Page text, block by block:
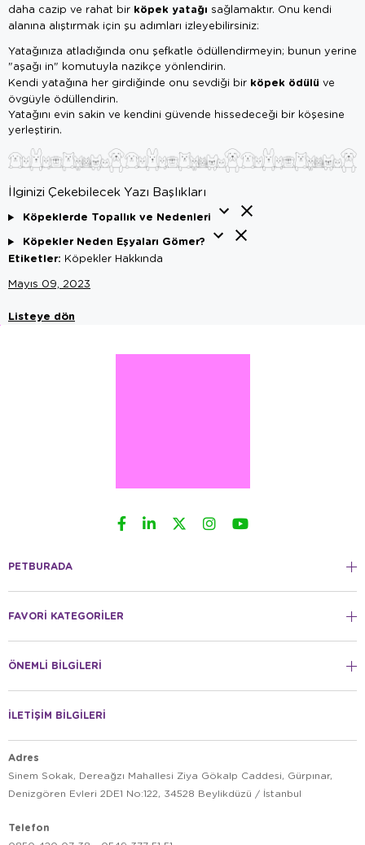
daha cazip ve rahat bir köpek yatağı sağlamaktır. Onu kendi
alanına alıştırmak için şu adımları izleyebilirsiniz:
Yatağınıza atladığında onu şefkatle ödüllendirmeyin; bunun yerine
"aşağı in" komutuyla nazikçe yönlendirin.
Kendi yatağına her girdiğinde onu sevdiği bir köpek ödülü ve
övgüyle ödüllendirin.
Yatağını evin sakin ve kendini güvende hissedeceği bir köşesine
yerleştirin.
İlginizi Çekebilecek Yazı Başlıkları
Köpeklerde Topallık ve Nedenleri
Köpekler Neden Eşyaları Gömer?
Etiketler: Köpekler Hakkında
Mayıs 09, 2023
Listeye dön
PETBURADA
FAVORİ KATEGORİLER
ÖNEMLİ BİLGİLERİ
İLETİŞİM BİLGİLERİ
Adres
Sinem Sokak, Dereağzı Mahallesi Ziya Gökalp Caddesi, Gürpınar,
Denizgören Evleri 2DE1 No:122, 34528 Beylikdüzü / İstanbul
Telefon